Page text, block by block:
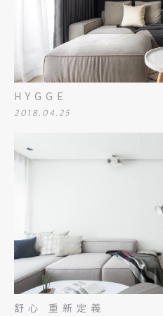
HYGGE
2018.04.25
舒心 重新定義